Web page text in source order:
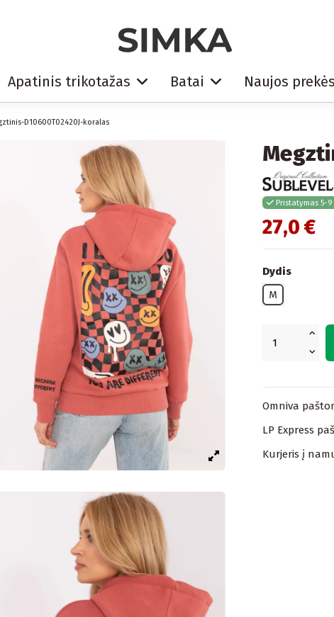
Apatinis trikotažas Batai Naujos
D10600T02420J-koralas
Pristatymas 5-
27,0 €
Dydis
M
Omniva
LP Express
Kurjeris į